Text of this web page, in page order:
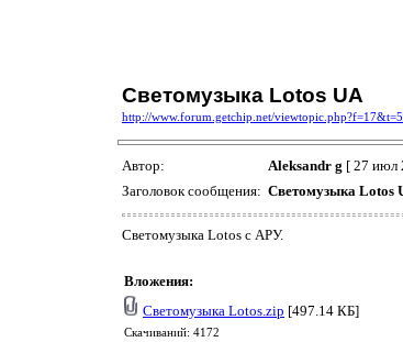
Светомузыка Lotos UA
http://www.forum.getchip.net/
Автор: Aleksandr g [ 27 июл
Заголовок сообщения: Светомузыка Lotos
Светомузыка Lotos с АРУ.
Вложения:
Светомузыка Lotos.zip [497.14 КБ]
Скачиваний: 4172